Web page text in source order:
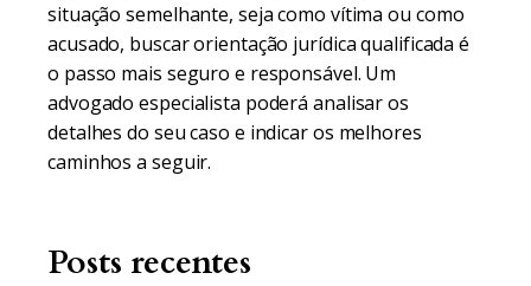
situação semelhante, seja como vítima ou como
acusado, buscar orientação jurídica qualificada é
o passo mais seguro e responsável. Um
advogado especialista poderá analisar os
detalhes do seu caso e indicar os melhores
caminhos a seguir.
Posts recentes